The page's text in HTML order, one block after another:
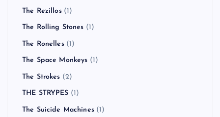
The Rezillos(1)
The Rolling Stones (1)
The Ronelles(1)
The Space Monkeys (1)
The Strokes (2)
THE STRYPES (1)
The Suicide Machines(1)